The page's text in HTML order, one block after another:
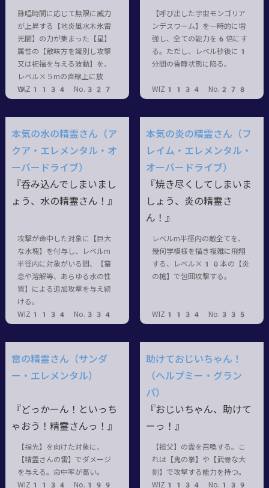
詠唱時間に応じて無限に威力
が上昇する【地炎風水木氷雷
光闇】の力が集まった【星】
属性の【敵味方を識別し攻撃
又は祝福を与える波動】を、
レベル×５mの直線上に放
つ。
WIZ1134 No.327
【呼び出した宇宙モンゴリア
ンデスワーム】を一時的に増
強し、全ての能力を6倍にす
る。ただし、レベル秒後に1
分間の昏睡状態に陥る。
WIZ1134 No.278
本気の水の精霊さん（ア
クア・エレメンタル・オ
ーバードライブ）
『呑み込んでしまいまし
ょう、水の精霊さん！』
攻撃が命中した対象に【巨大
な水塊】を付与し、レベルm
半径内に対象がいる間、【窒
息や溶解等、あらゆる水の性
質】による追加攻撃を与え続
ける。
WIZ1134 No.334
本気の炎の精霊さん（フ
レイム・エレメンタル・
オーバードライブ）
『焼き尽くしてしまいま
しょう、炎の精霊さ
ん！』
レベルm半径内の敵全てを、
幾何学模様を描き複雑に飛翔
する、レベル×10本の【炎
の槍】で包囲攻撃する。
WIZ1134 No.335
雷の精霊さん（サンダ
ー・エレメンタル）
『どっかーん！といっち
ゃおう！精霊さんっ！』
【指先】を向けた対象に、
【精霊さんの雷】でダメージ
を与える。命中率が高い。
WIZ1134 No.199
助けておじいちゃん！
（ヘルプミー・グラン
パ）
『おじいちゃん、助けて
ーっ！』
【祖父】の霊を召喚する。こ
れは【鬼の拳】や【武骨な大
剣】で攻撃する能力を持つ。
WIZ1134 No.139